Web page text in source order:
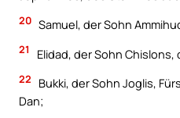
20 Samuel, der Sohn
21 Elidad, der Sohn
22
Bukki, der Sohn Joglis,
Dan;